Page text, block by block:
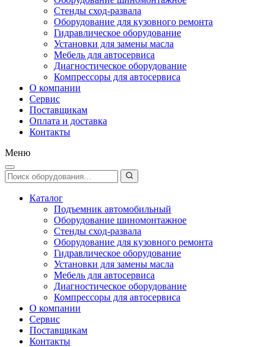
Стенды сход-развала
Оборудование для кузовного ремонта
Гидравлическое оборудование
Установки для замены масла
Мебель для автосервиса
Диагностическое оборудование
Компрессоры для автосервиса
О компании
Сервис
Поставщикам
Оплата и доставка
Контакты
Меню
Каталог
Подъемник автомобильный
Оборудование шиномонтажное
Стенды сход-развала
Оборудование для кузовного ремонта
Гидравлическое оборудование
Установки для замены масла
Мебель для автосервиса
Диагностическое оборудование
Компрессоры для автосервиса
О компании
Сервис
Поставщикам
Контакты